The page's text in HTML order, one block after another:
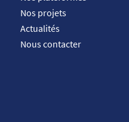
Nos projets
Actualités
Nous contacter